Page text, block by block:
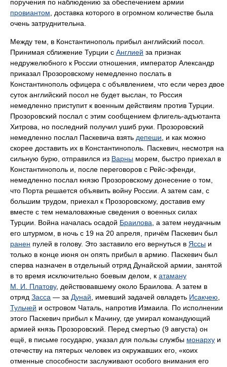
поручения по наблюдению за обеспечением армии
провиантом , доставка которого в огромном количестве была
очень затруднительна.
Между тем, в Константинополь прибыл английский посол.
Принимая сближение Турции с Англией за признак
недружелюбного к России отношения, император Александр
приказал Прозоровскому немедленно послать в
Константинополь офицера с объявлением, что если через двое
суток английский посол не будет выслан, то Россия
немедленно приступит к военным действиям против Турции.
Прозоровский послал с этим сообщением флигель-адъютанта
Хитрова, но последний получил ушиб руки. Прозоровский
немедленно послал Паскевича взять депеши , и как можно
скорее доставить их в Константинополь. Паскевич, несмотря на
сильную бурю, отправился из Варны морем, быстро приехал в
Константинополь и, после переговоров с Рейс-эфенди,
немедленно послал князю Прозоровскому донесение о том,
что Порта решается объявить войну России. А затем сам, с
большим трудом, приехал к Прозоровскому, доставив ему
вместе с тем немаловажные сведения о военных силах
Турции. Война началась осадой Браилова , а затем неудачным
его штурмом, в ночь с 19 на 20 апреля, причём Паскевич был
ранен пулей в голову. Это заставило его вернуться в Яссы и
только в конце июня он опять прибыл в армию. Паскевич был
сперва назначен в отдельный отряд Дунайской армии, занятой
в то время исключительно боевым делом, к атаману
М. И. Платову, действовавшему около Браилова. А затем в
отряд Засса — за Дунай , имевший задачей овладеть Исакчею
Тульчей и островом Чаталь, напротив Измаила. По исполнении
этого Паскевич прибыл к Мачину, где умирал командующий
армией князь Прозоровский. Перед смертью (9 августа) он
ещё, в письме государю, указал для пользы службы монарху и
отечеству на пятерых человек из окружавших его, «коих
отменные способности заслуживают особого внимания его